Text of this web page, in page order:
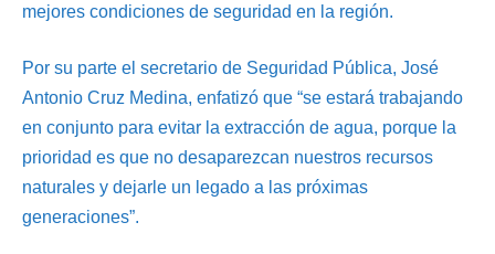
mejores condiciones de seguridad en la región.
Por su parte el secretario de Seguridad Pública, José
Antonio Cruz Medina, enfatizó que “se estará trabajando
en conjunto para evitar la extracción de agua, porque la
prioridad es que no desaparezcan nuestros recursos
naturales y dejarle un legado a las próximas
generaciones”.